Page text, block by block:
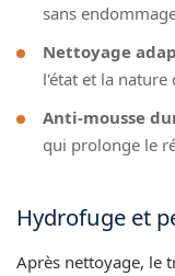
sans
Nettoyage
l'état et la nature
Anti-mousse
qui prolonge le
Hydrofuge et
Après nettoyage, le